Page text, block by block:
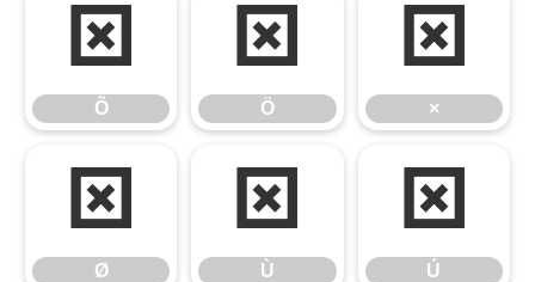
Õ
Õ
Ö
Ö
×
×
Ø
Ø
Ù
Ù
Ú
Ú